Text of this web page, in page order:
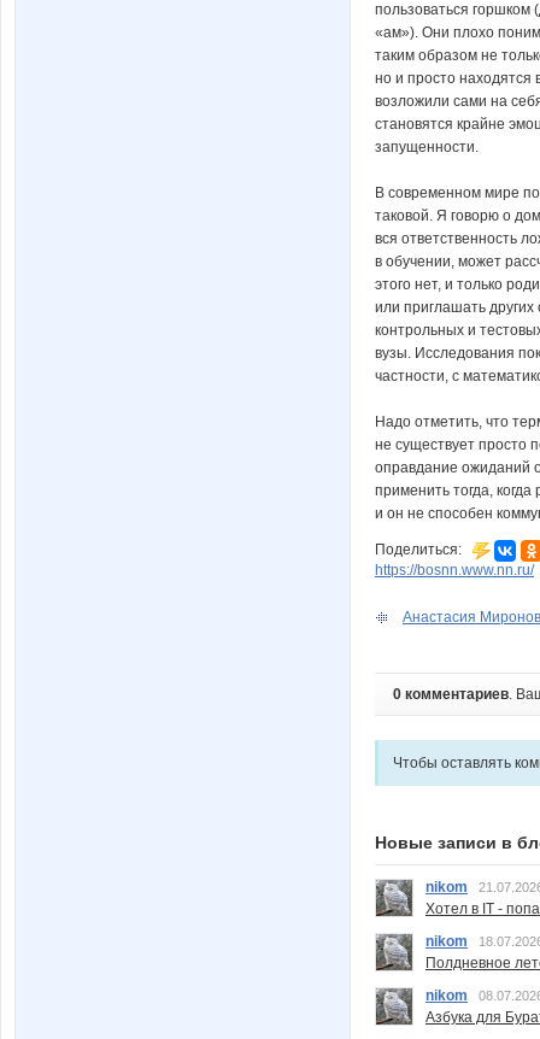
пользоваться горшком
«ам»). Они плохо
таким образом не
но и просто находятся
возложили сами на
становятся крайне
запущенности.
В современном мире
таковой. Я говорю о
вся ответственность
в обучении, может
этого нет, и только
или приглашать
контрольных и
вузы. Исследования
частности, с
Надо отметить, что
не существует просто
оправдание ожиданий
применить тогда,
и он не способен
Поделиться:
https://bosnn.www.nn.ru/
Анастасия
0 комментариев.
Чтобы оставлять
Новые записи в
nikom
Хотел в IT -
nikom
Полдневное
nikom
Азбука для